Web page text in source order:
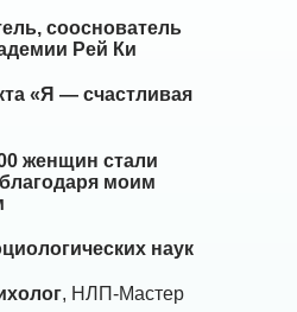
сооснователь
Рей Ки
«Я — счастливая
женщин стали
моим
наук
, НЛП-Мастер